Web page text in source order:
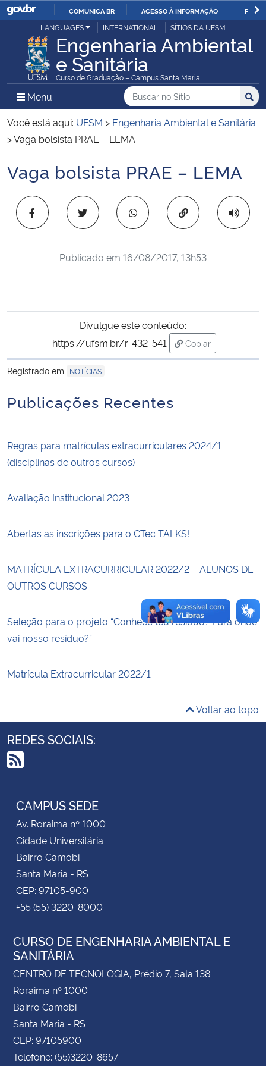
IR
PARA
O
CONTEÚDO
COMUNICA BR ACESSO À INFORMAÇÃO
Ministério da Justiça e Segurança Pública
Ministério da Defesa
Ministério das Relações Exteriores
Ministério da Infraestrutura
Ministério da Agricultura, Pecuária e Abastecimento
Ministério da Cidadania
Ministério de Minas e Energia
Ministério da Ciência, Tecnologia, Inovações e Comunicações
Ministério do Meio Ambiente
Ministério do Desenvolvimento Regional
Controladoria-Geral da União
Ministério da Mulher, da Família e dos Direitos Humanos
Secretaria de Governo
Gabinete de Segurança Institucional
LANGUAGES INTERNATIONAL SÍTIOS DA UFSM
Engenharia Ambiental
e Sanitária
Curso de Graduação – Campus Santa Maria
Menu Menu Principal do Sítio
Busca
Buscar no no Sítio
Busca:
Você está aqui: UFSM > Engenharia Ambiental e Sanitária
>Vaga bolsista PRAE – LEMA
Início do conteúdo
Vaga bolsista PRAE – LEMA
Copiar para área
Publicado em 16/08/2017, 13h53
Divulgue este conteúdo:
https://ufsm.br/r-432-541
Copiar
para área de
Registrado em
NOTÍCIAS
Publicações Recentes
Regras para matrículas extracurriculares 2024/1
(disciplinas de outros cursos)
Avaliação Institucional 2023
Abertas as inscrições para o CTec TALKS!
MATRÍCULA EXTRACURRICULAR 2022/2 – ALUNOS DE
OUTROS CURSOS
Seleção para o projeto “Conhece teu resíduo? Para onde
vai nosso resíduo?”
Matrícula Extracurricular 2022/1
Voltar ao topo
REDES SOCIAIS:
RSS
CAMPUS SEDE
Av. Roraima nº 1000
Cidade Universitária
Bairro Camobi
Santa Maria - RS
CEP: 97105-900
+55 (55) 3220-8000
CURSO DE ENGENHARIA AMBIENTAL E
SANITÁRIA
CENTRO DE TECNOLOGIA, Prédio 7, Sala 138
Roraima nº 1000
Bairro Camobi
Santa Maria - RS
CEP: 97105900
Telefone: (55)3220-8657